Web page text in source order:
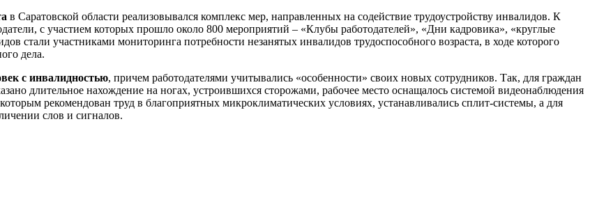
в Саратовской области реализовывался комплекс мер, направленных на содействие трудоустройству инвалидов. К
с участием которых прошло около 800 мероприятий – «Клубы работодателей», «Дни кадровика», «круглые
стали участниками мониторинга потребности незанятых инвалидов трудоспособного возраста, в ходе которого
дела.
с инвалидностью, причем работодателями учитывались «особенности» своих новых сотрудников. Так, для граждан
длительное нахождение на ногах, устроившихся сторожами, рабочее место оснащалось системой видеонаблюдения
рекомендован труд в благоприятных микроклиматических условиях, устанавливались сплит-системы, а для
слов и сигналов.